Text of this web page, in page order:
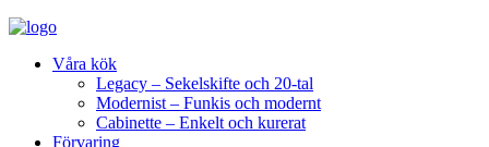
Våra kök
Legacy – Sekelskifte och 20-tal
Modernist – Funkis och modernt
Cabinette – Enkelt och kurerat
Förvaring